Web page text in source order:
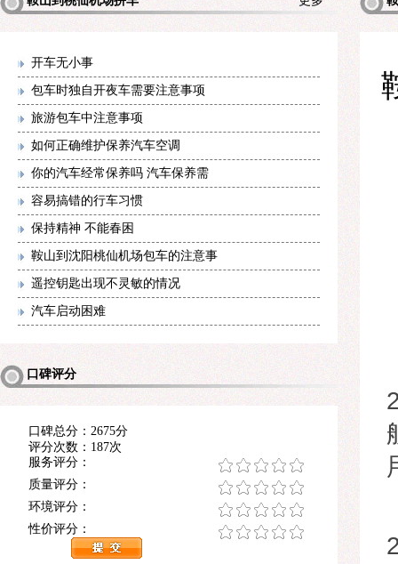
开车无小事
包车时独自开夜车需要注意事项
旅游包车中注意事项
如何正确维护保养汽车空调
你的汽车经常保养吗 汽车保养需
容易搞错的行车习惯
保持精神 不能春困
鞍山到沈阳桃仙机场包车的注意事
遥控钥匙出现不灵敏的情况
汽车启动困难
口碑评分
口碑总分：2675分
评分次数：187次
服务评分：
质量评分：
环境评分：
性价评分：